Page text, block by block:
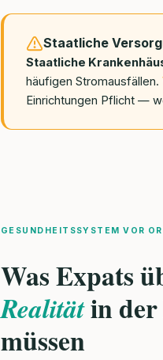
Staatliche
Staatliche
häufigen Stromausfällen.
Einrichtungen Pflicht —
GESUNDHEITSSYSTEM VOR
Was Expats
Realitätin der
müssen